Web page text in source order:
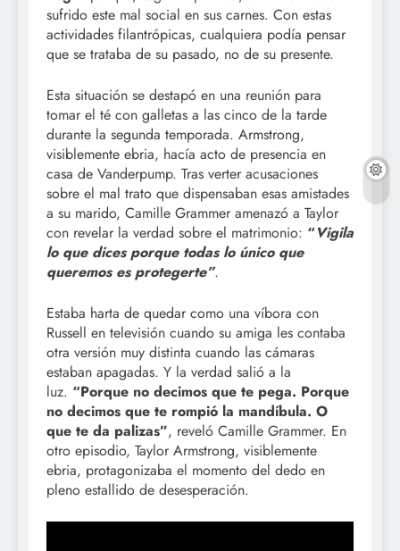
sufrido este mal social en sus carnes. Con estas
actividades filantrópicas, cualquiera podía pensar
que se trataba de su pasado, no de su presente.
Esta situación se destapó en una reunión para
tomar el té con galletas a las cinco de la tarde
durante la segunda temporada. Armstrong,
visiblemente ebria, hacía acto de presencia en
casa de Vanderpump. Tras verter acusaciones
sobre el mal trato que dispensaban esas amistades
a su marido, Camille Grammer amenazó a Taylor
con revelar la verdad sobre el matrimonio: “Vigila
lo que dices porque todas lo único que
queremos es protegerte”.
Estaba harta de quedar como una víbora con
Russell en televisión cuando su amiga les contaba
otra versión muy distinta cuando las cámaras
estaban apagadas. Y la verdad salió a la
luz. “Porque no decimos que te pega. Porque
no decimos que te rompió la mandíbula. O
que te da palizas”, reveló Camille Grammer. En
otro episodio, Taylor Armstrong, visiblemente
ebria, protagonizaba el momento del dedo en
pleno estallido de desesperación.